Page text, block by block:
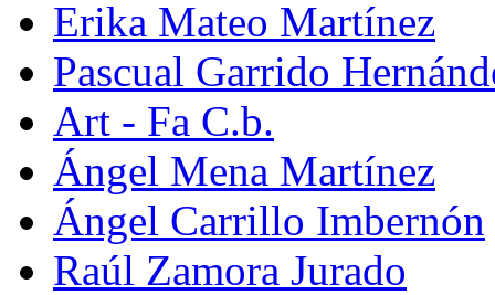
Erika Mateo Martínez
Pascual Garrido
Art - Fa C.b.
Ángel Mena Martínez
Ángel Carrillo Imbernón
Raúl Zamora Jurado